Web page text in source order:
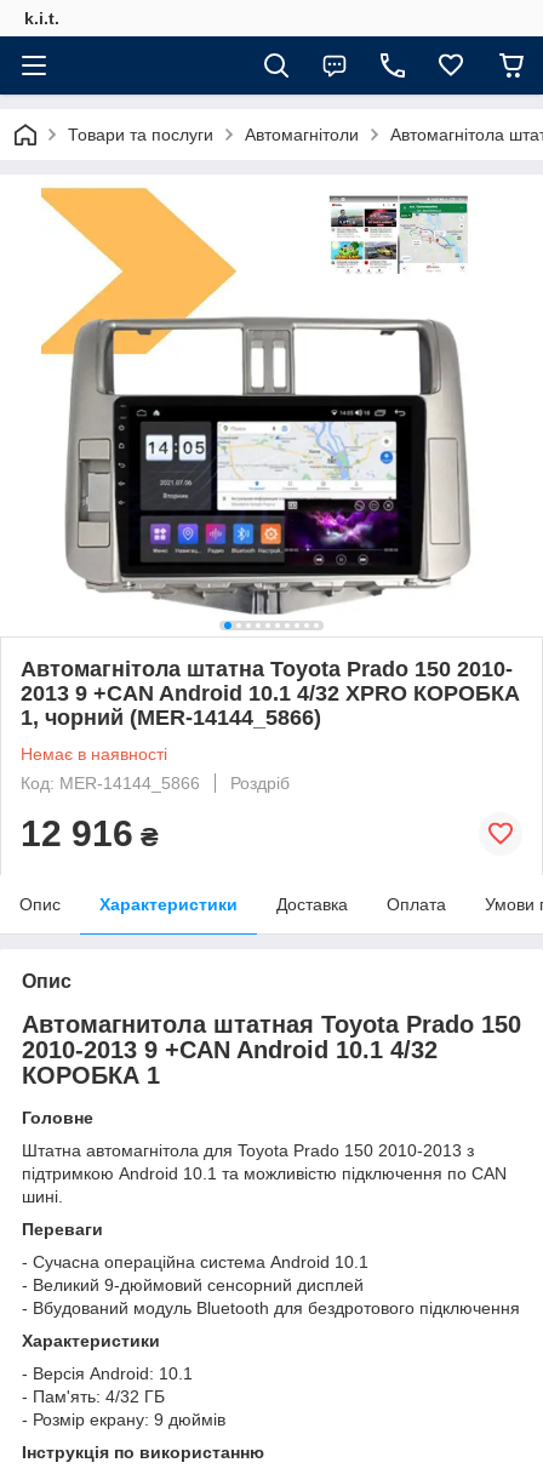
k.i.t.
Товари та послуги Автомагнітоли Автомагнітола
Автомагнітола штатна Toyota Prado 150 2010-
2013 9 +CAN Android 10.1 4/32 XPRO КОРОБКА
1, чорний (MER-14144_5866)
Немає в наявності
Код: MER-14144_5866
Роздріб
12 916 ₴
Опис Характеристики Доставка Оплата Умови
Опис
Автомагнитола штатная Toyota Prado 150
2010-2013 9 +CAN Android 10.1 4/32
КОРОБКА 1
Головне
Штатна автомагнітола для Toyota Prado 150 2010-2013 з
підтримкою Android 10.1 та можливістю підключення по CAN
шині.
Переваги
- Сучасна операційна система Android 10.1
- Великий 9-дюймовий сенсорний дисплей
- Вбудований модуль Bluetooth для бездротового підключення
Характеристики
- Версія Android: 10.1
- Пам'ять: 4/32 ГБ
- Розмір екрану: 9 дюймів
Інструкція по використанню